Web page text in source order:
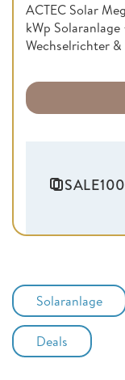
ACTEC Solar
kWp
Wechselrichter
SALE100
Solaranlage
Deals